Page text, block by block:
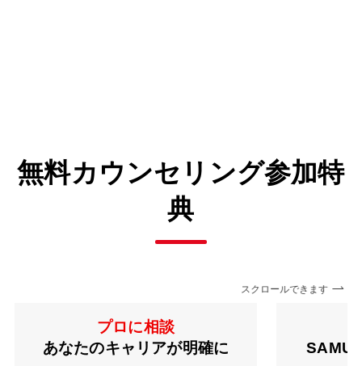
無料カウンセリング参加特
典
スクロールできます
プロに相談
あなたのキャリアが明確に